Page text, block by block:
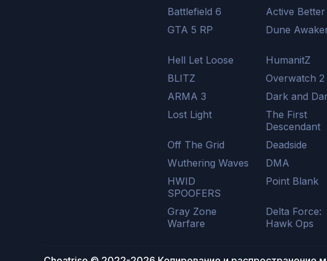
Battlefield 6 Active Better
GTA 5 RP
Dune
Hell Let Loose
HumanitZ
BLITZ
Overwatch 2
ARMA 3
Dark and
Lost Light
The First
Descendant
Off The Grid Deadside
Wuthering Waves
DMA
HWID
SPOOFERS
Point Blank
Gray Zone
Warfare
Delta Force:
Hawk Ops